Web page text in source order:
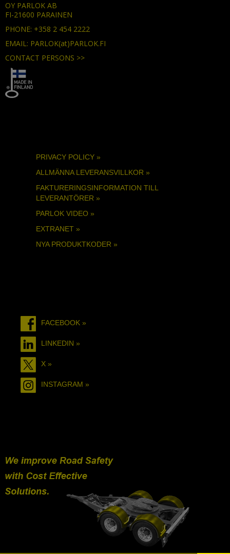
OY PARLOK AB
FI-21600 PARAINEN
PHONE: +358 2 454 2222
EMAIL: PARLOK(at)PARLOK.FI
CONTACT PERSONS >>
PRIVACY POLICY »
ALLMÄNNA LEVERANSVILLKOR »
FAKTURERINGSINFORMATION TILL
LEVERANTÖRER »
PARLOK VIDEO »
EXTRANET »
NYA PRODUKTKODER »
FACEBOOK »
LINKEDIN »
X »
INSTAGRAM »